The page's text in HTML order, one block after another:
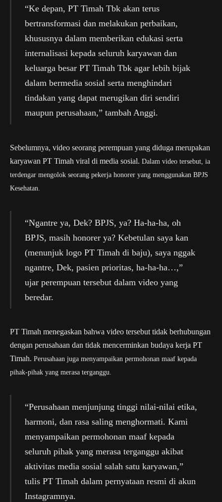
“Ke depan, PT Timah Tbk akan terus
bertransformasi dan melakukan perbaikan,
khususnya dalam memberikan edukasi serta
internalisasi kepada seluruh karyawan dan
keluarga besar PT Timah Tbk agar lebih bijak
dalam bermedia sosial serta menghindari
tindakan yang dapat merugikan diri sendiri
maupun perusahaan,” tambah Anggi.
Sebelumnya, video seorang perempuan yang diduga merupakan
karyawan PT Timah viral di media sosial. Dalam video tersebut, ia
terdengar mengolok seorang pekerja honorer yang menggunakan BPJS
Kesehatan.
“Ngantre ya, Dek? BPJS, ya? Ha-ha-ha, oh
BPJS, masih honorer ya? Kebetulan saya kan
(menunjuk logo PT Timah di baju), saya nggak
ngantre, Dek, pasien prioritas, ha-ha-ha…,”
ujar perempuan tersebut dalam video yang
beredar.
PT Timah menegaskan bahwa video tersebut tidak berhubungan
dengan perusahaan dan tidak mencerminkan budaya kerja PT
Timah. Perusahaan juga menyampaikan permohonan maaf kepada
pihak-pihak yang merasa terganggu.
“Perusahaan menjunjung tinggi nilai-nilai etika,
harmoni, dan rasa saling menghormati. Kami
menyampaikan permohonan maaf kepada
seluruh pihak yang merasa terganggu akibat
aktivitas media sosial salah satu karyawan,”
tulis PT Timah dalam pernyataan resmi di akun
Instagramnya.